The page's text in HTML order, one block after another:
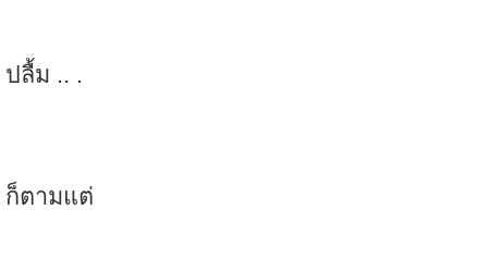
ปลื้ม .. .
ก็ตามแต่